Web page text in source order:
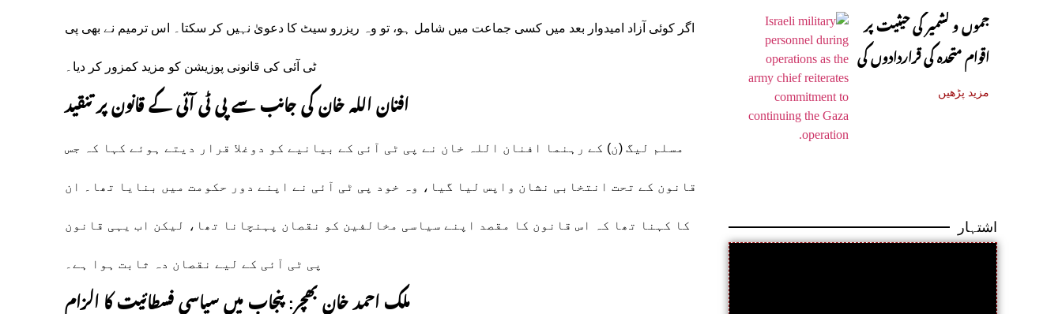
اگر کوئی آزاد امیدوار بعد میں کسی جماعت میں شامل ہو، تو وہ ریزرو سیٹ کا دعویٰ نہیں کر سکتا۔ اس ترمیم نے بھی پی
ٹی آئی کی قانونی پوزیشن کو مزید کمزور کر دیا۔
افنان اللہ خان کی جانب سے پی ٹی آئی کے قانون پر تنقید
مسلم لیگ (ن) کے رہنما افنان اللہ خان نے پی ٹی آئی کے بیانیے کو دوغلا قرار دیتے ہوئے کہا کہ جس
قانون کے تحت انتخابی نشان واپس لیا گیا، وہ خود پی ٹی آئی نے اپنے دور حکومت میں بنایا تھا۔ ان
کا کہنا تھا کہ اس قانون کا مقصد اپنے سیاسی مخالفین کو نقصان پہنچانا تھا، لیکن اب یہی قانون
پی ٹی آئی کے لیے نقصان دہ ثابت ہوا ہے۔
ملک احمد خان بھچر: پنجاب میں سیاسی فسطائیت کا الزام
جموں و کشمیر کی حیثیت پر
اقوام متحدہ کی قراردادوں کی
قانونی حیثیت تبدیل نہیں
مزید پڑھیں
اشتہار